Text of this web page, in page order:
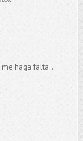
haga falta...